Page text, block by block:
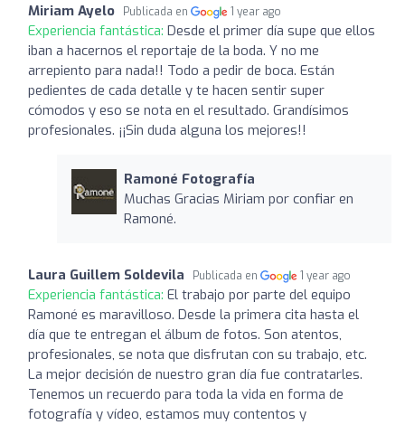
Miriam Ayelo Publicada en 1 year ago
Experiencia fantástica: Desde el primer día supe que ellos
iban a hacernos el reportaje de la boda. Y no me
arrepiento para nada!! Todo a pedir de boca. Están
pedientes de cada detalle y te hacen sentir super
cómodos y eso se nota en el resultado. Grandísimos
profesionales. ¡¡Sin duda alguna los mejores!!
Ramoné Fotografía
Muchas Gracias Miriam por confiar en
Ramoné.
Laura Guillem Soldevila Publicada en 1 year ago
Experiencia fantástica: El trabajo por parte del equipo
Ramoné es maravilloso. Desde la primera cita hasta el
día que te entregan el álbum de fotos. Son atentos,
profesionales, se nota que disfrutan con su trabajo, etc.
La mejor decisión de nuestro gran día fue contratarles.
Tenemos un recuerdo para toda la vida en forma de
fotografía y vídeo, estamos muy contentos y